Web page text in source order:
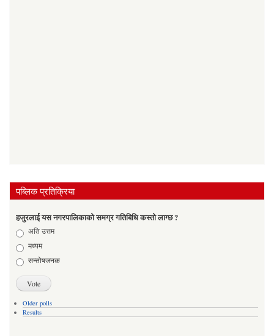
पब्लिक प्रतिक्रिया
हजुरलाई यस नगरपालिकाको समग्र गतिबिधि कस्तो लाग्छ ?
Choicesअति उत्तम
मध्यम
सन्तोषजनक
Older polls
Results